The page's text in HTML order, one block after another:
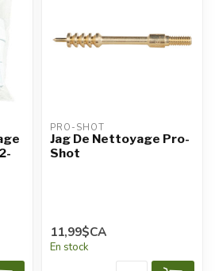
PRO-SHOT
Jag De Nettoyage Pro-
Shot
11,99$CA
En stock